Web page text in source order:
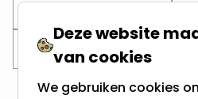
Zaagmaat 65MM
Deze website
van cookies
We gebruiken cookies